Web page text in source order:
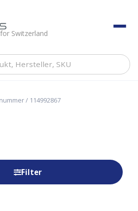
Switzerland
/ 114992867
Filter